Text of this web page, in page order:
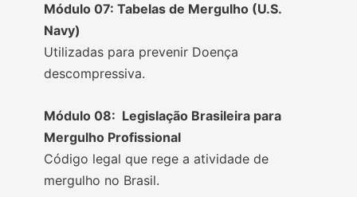
Módulo 07: Tabelas de Mergulho (U.S.
Navy)
Utilizadas para prevenir Doença
descompressiva.
Módulo 08: Legislação Brasileira para
Mergulho Profissional
Código legal que rege a atividade de
mergulho no Brasil.